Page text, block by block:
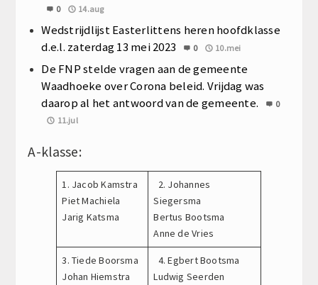
0 14.aug
Wedstrijdlijst Easterlittens heren hoofdklasse
d.e.l. zaterdag 13 mei 2023
0 10.mei
De FNP stelde vragen aan de gemeente
Waadhoeke over Corona beleid. Vrijdag was
daarop al het antwoord van de gemeente.
0
11.jul
A-klasse:
1. Jacob Kamstra
Piet Machiela
Jarig Katsma
2. Johannes
Siegersma
Bertus Bootsma
Anne de Vries
3. Tiede Boorsma
Johan Hiemstra
4. Egbert Bootsma
Ludwig Seerden